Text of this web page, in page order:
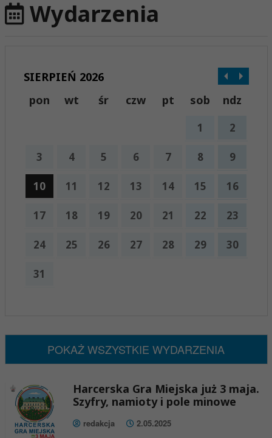
Wydarzenia
SIERPIEŃ 2026
pon
wt śr czw pt sob ndz
1 2
3 4 5 6 7 8 9
10 11 12 13 14 15 16
17 18 19 20 21 22 23
24 25 26 27 28 29 30
31
POKAŻ WSZYSTKIE WYDARZENIA
Harcerska Gra Miejska już 3 maja.
Szyfry, namioty i pole minowe
redakcja 2.05.2025